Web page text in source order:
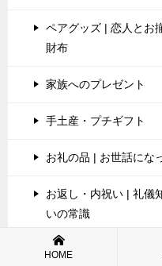
ペアグッズ | 恋人とお
財布
家族へのプレゼント
手土産・プチギフト
お礼の品 | お世話にな
お返し・内祝い | 礼儀
いの常識
贈りたい品物
HOME